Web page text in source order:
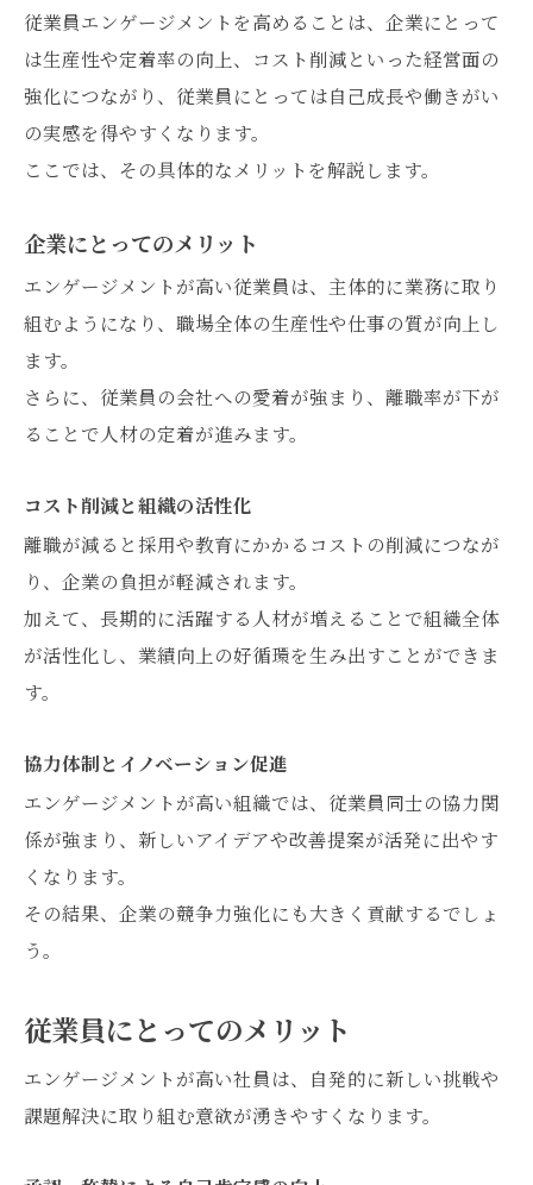
従業員エンゲージメントを高めることは、企業にとって
は生産性や定着率の向上、コスト削減といった経営面の
強化につながり、従業員にとっては自己成長や働きがい
の実感を得やすくなります。
ここでは、その具体的なメリットを解説します。
企業にとってのメリット
エンゲージメントが高い従業員は、主体的に業務に取り
組むようになり、職場全体の生産性や仕事の質が向上し
ます。
さらに、従業員の会社への愛着が強まり、離職率が下が
ることで人材の定着が進みます。
コスト削減と組織の活性化
離職が減ると採用や教育にかかるコストの削減につなが
り、企業の負担が軽減されます。
加えて、長期的に活躍する人材が増えることで組織全体
が活性化し、業績向上の好循環を生み出すことができま
す。
協力体制とイノベーション促進
エンゲージメントが高い組織では、従業員同士の協力関
係が強まり、新しいアイデアや改善提案が活発に出やす
くなります。
その結果、企業の競争力強化にも大きく貢献するでしょ
う。
従業員にとってのメリット
エンゲージメントが高い社員は、自発的に新しい挑戦や
課題解決に取り組む意欲が湧きやすくなります。